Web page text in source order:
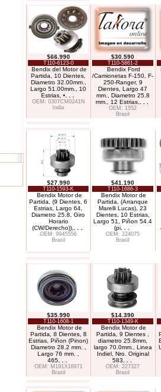
$66.990
T110-6123-0
Bendix del Motor de
Partida, 10 Dientes,
Diametro 32.00mm.,
Largo 51.00mm., 10
Estrias, •
OEM: 0307CM0241N
India
$30.590
T110-5861-2
Bendix Ford
/Camionetas F-150, F-
250-Ranger, 9
Dientes, Largo 47
mm., Diametro 25.8
mm., 12 Estrias,
OEM: 1552
Brasil
$27.990
T110-1593-K
Bendix Motor de
Partida, (9 Dientes, 6
Estrias, Largo 64,
Diametro 25.8, Giro
Horario
(CW/Derecho)),
OEM: 9945556
Brasil
$41.190
T110-1686-3
Bendix Motor de
Partida, (Arranque
Marelli Lucas), 23
Dientes, 10 Estrias,
Largo 51, Piñon 54.4
(pi
OEM: 224075
Brasil
$35.990
T110-1608-1
Bendix Motor de
Partida, 8 Dientes, 8
Estrias, Piñon (Pinon)
Diametro 28.2 mm. ,
Largo 76 mm. ,
465
OEM: M191X16971
Brasil
$14.390
T110-1349-K
Bendix Motor de
Partida, 9 Dientes ,
diametro 25.8mm,
largo 70.0mm., Linea
Indiel, Nro. Original
583
OEM: 227327
Brasil